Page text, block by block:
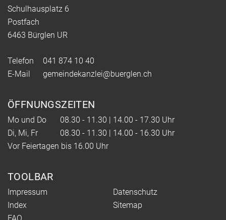
Schulhausplatz 6
Postfach
6463 Bürglen UR
Telefon
041 874 10 40
E-Mail
gemeindekanzlei@buerglen.ch
ÖFFNUNGSZEITEN
Mo und Do
08.30 - 11.30 | 14.00 - 17.30 Uhr
Di, Mi, Fr
08.30 - 11.30 | 14.00 - 16.30 Uhr
Vor Feiertagen bis 16.00 Uhr
TOOLBAR
Impressum
Datenschutz
Index
Sitemap